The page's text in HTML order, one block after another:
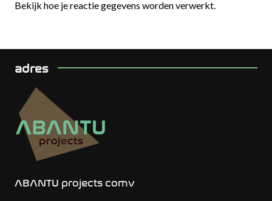
Bekijk hoe je reactie gegevens worden verwerkt.
adres
ABANTU projects comv